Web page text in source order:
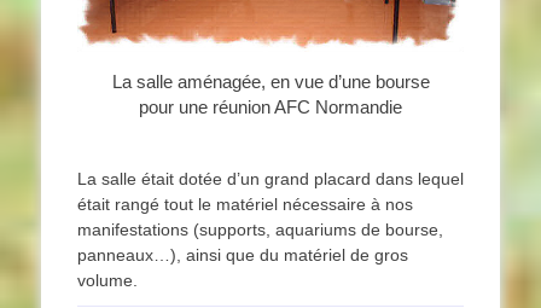
La salle aménagée, en vue d’une bourse
pour une réunion AFC Normandie
La salle était dotée d’un grand placard dans lequel
était rangé tout le matériel nécessaire à nos
manifestations (supports, aquariums de bourse,
panneaux…), ainsi que du matériel de gros
volume.